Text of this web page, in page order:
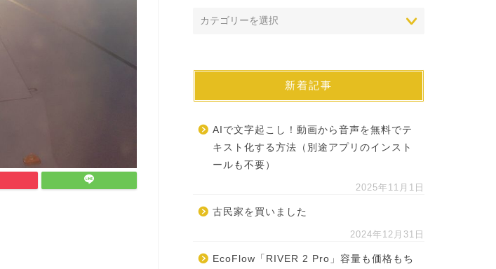
新着記事
AIで文字起こし！動画から音声を無料でテ
キスト化する方法（別途アプリのインスト
ールも不要）
2025年11月1日
古民家を買いました
2024年12月31日
EcoFlow「RIVER 2 Pro」容量も価格もち